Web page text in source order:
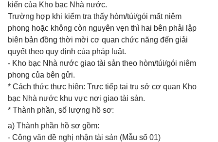
kiến của Kho bạc Nhà nước.
Trường hợp khi kiểm tra thấy hòm/túi/gói mất niêm
phong hoặc không còn nguyên vẹn thì hai bên phải lập
biên bản đồng thời mời cơ quan chức năng đến giải
quyết theo quy định của pháp luật.
- Kho bạc Nhà nước giao tài sản theo hòm/túi/gói niêm
phong của bên gửi.
* Cách thức thực hiện: Trực tiếp tại trụ sở cơ quan Kho
bạc Nhà nước khu vực nơi giao tài sản.
* Thành phần, số lượng hồ sơ:
a) Thành phần hồ sơ gồm:
- Công văn đề nghị nhận tài sản (Mẫu số 01)